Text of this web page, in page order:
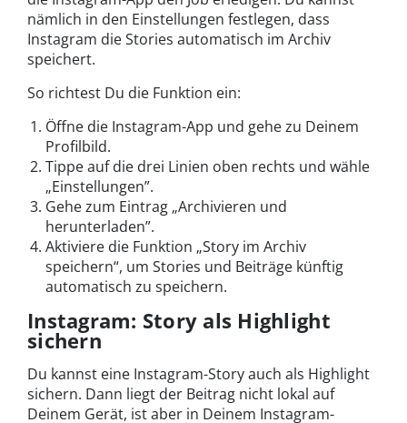
nämlich in den Einstellungen festlegen, dass
Instagram die Stories automatisch im Archiv
speichert.
So richtest Du die Funktion ein:
Öffne die Instagram-App und gehe zu Deinem
Profilbild.
Tippe auf die drei Linien oben rechts und wähle
„Einstellungen”.
Gehe zum Eintrag „Archivieren und
herunterladen”.
Aktiviere die Funktion „Story im Archiv
speichern“, um Stories und Beiträge künftig
automatisch zu speichern.
Instagram: Story als Highlight
sichern
Du kannst eine Instagram-Story auch als Highlight
sichern. Dann liegt der Beitrag nicht lokal auf
Deinem Gerät, ist aber in Deinem Instagram-